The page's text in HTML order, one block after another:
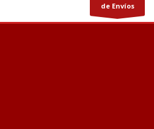
de Envíos